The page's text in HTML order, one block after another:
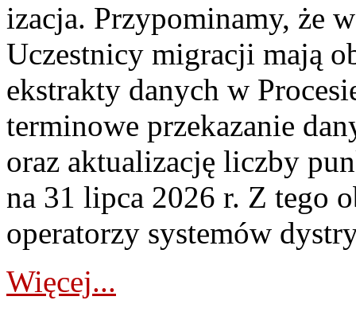
izacja. Przypominamy, że
Uczestnicy migracji mają
ekstrakty danych w
terminowe przekazanie
oraz aktualizację liczby
na 31 lipca 2026 r. Z tego
operatorzy systemów
Więcej...